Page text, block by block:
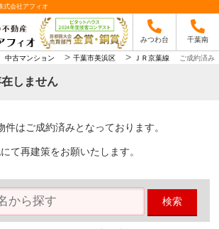
式会社アフィオ
みつわ台 千葉南
中古マンション > 千葉市美浜区 > ＪＲ京葉線 ご成約済み
しません
件はご成約済みとなっております。
て再建策をお願いたします。
検索